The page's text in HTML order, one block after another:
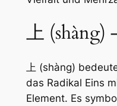
上 (shàng)
上 (shàng)
das Radikal Eins
Element. Es